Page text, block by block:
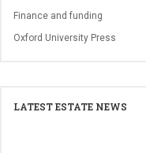
Finance and funding
Oxford University Press
LATEST ESTATE NEWS